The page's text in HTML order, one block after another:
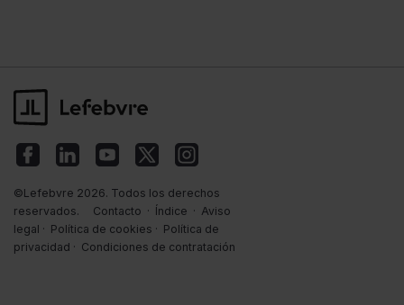
©Lefebvre 2026. Todos los derechos
reservados.
Contacto · Índice · Aviso
legal · Política de cookies · Política de
privacidad · Condiciones de contratación